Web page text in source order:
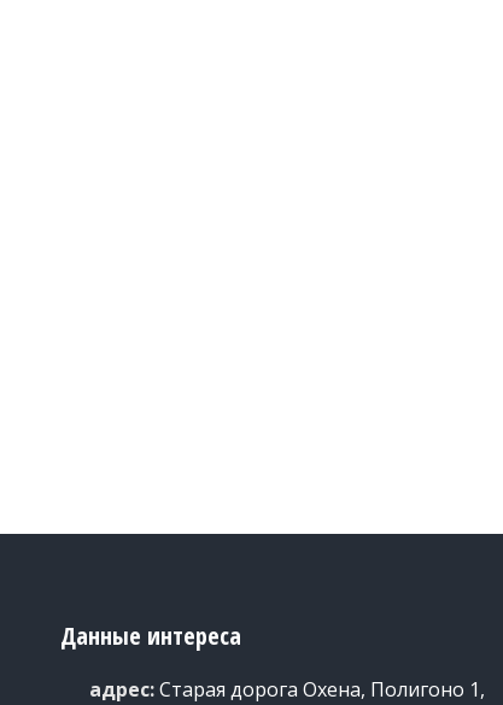
Данные интереса
адрес:Старая дорога Охена, Полигоно 1,